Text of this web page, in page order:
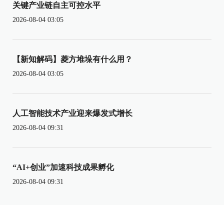
关键产业链自主可控水平
2026-08-04 03:05
【新知解码】菱方堆垛有什么用？
2026-08-04 03:05
人工智能技术产业迎来爆发式增长
2026-08-04 09:31
“AI+创业”加速科技成果孵化
2026-08-04 09:31